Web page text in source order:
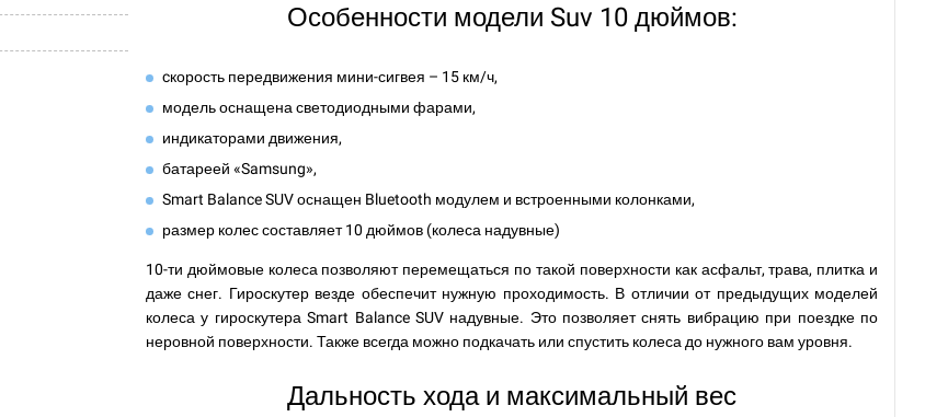
Особенности модели Suv 10 дюймов:
cкорость передвижения мини-сигвея – 15 км/ч,
модель оснащена светодиодными фарами,
индикаторами движения,
батареей «Samsung»,
Smart Balance SUV оснащен Bluetooth модулем и встроенными колонками,
размер колес составляет 10 дюймов (колеса надувные)
10-ти дюймовые колеса позволяют перемещаться по такой поверхности как асфальт, трава, плитка и
даже снег. Гироскутер везде обеспечит нужную проходимость. В отличии от предыдущих моделей
колеса у гироскутера Smart Balance SUV надувные. Это позволяет снять вибрацию при поездке по
неровной поверхности. Также всегда можно подкачать или спустить колеса до нужного вам уровня.
Дальность хода и максимальный вес